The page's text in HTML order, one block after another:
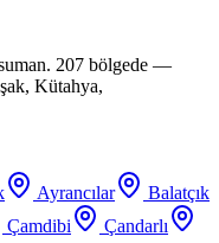
207 bölgede —
Kütahya,
Ayrancılar
Balatçık
Çamdibi
Çandarlı